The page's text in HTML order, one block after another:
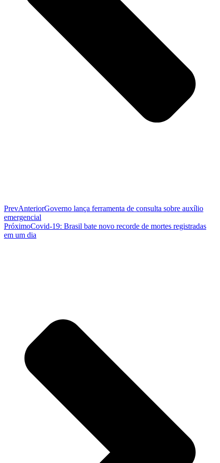
PrevAnteriorGoverno lança ferramenta de consulta sobre auxílio
emergencial
PróximoCovid-19: Brasil bate novo recorde de mortes registradas
em um dia